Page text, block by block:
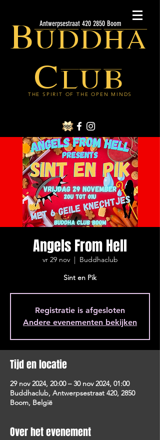
Buddha
Club
THE SPIRIT OF THE OPEN MINDS
Antwerpsestraat 420 2850 Boom
Angels From Hell
vr 29 nov
  |
Buddhaclub
Sint en Pik
Registratie is afgesloten
Andere evenementen bekijken
Tijd en locatie
29 nov 2024, 20:00 – 30 nov 2024, 01:00
Buddhaclub, Antwerpsestraat 420, 2850
Boom, België
Over het evenement